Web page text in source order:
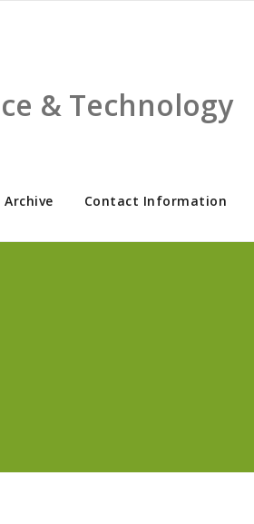
& Technology
Archive Contact Information